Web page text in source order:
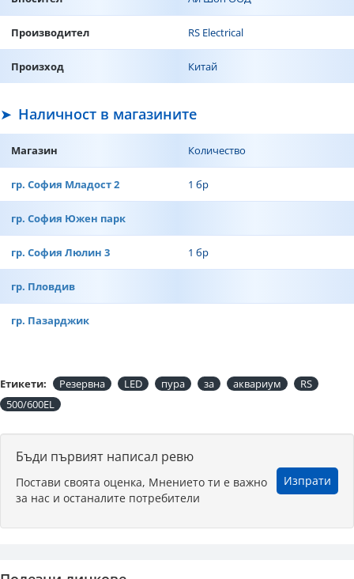
Производител RS Electrical
Произход Китай
Наличност в магазините
Магазин Количество
гр. София Младост 2 1 бр
гр. София Южен парк
гр. София Люлин 3 1 бр
гр. Пловдив
гр. Пазарджик
Етикети: Резервна LED пура за аквариум
RS
500/600EL
Бъди първият написал ревю
Постави своята оценка, Мнението ти е важно
за нас и останалите потребители
Изпрати